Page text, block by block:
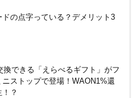
ーン！2/1～3/31
の点字っている？デメリット3
換できる「えらべるギフト」がフ
ニストップで登場！WAON1%還
？